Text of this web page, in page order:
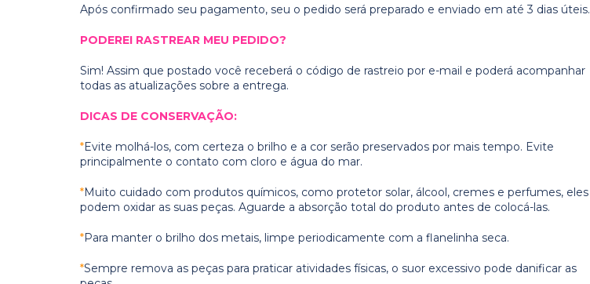
Após confirmado seu pagamento, seu o pedido será preparado e enviado em até 3 dias úteis.
PODEREI RASTREAR MEU PEDIDO?
Sim! Assim que postado você receberá o código de rastreio por e-mail e poderá acompanhar
todas as atualizações sobre a entrega.
DICAS DE CONSERVAÇÃO:
*Evite molhá-los, com certeza o brilho e a cor serão preservados por mais tempo. Evite
principalmente o contato com cloro e água do mar.
*Muito cuidad o com produtos químicos, como protetor solar, álcool, cremes e perfumes, eles
podem oxidar as suas peças. Aguarde a absorção total do produto antes de colocá-las.
*Para manter o brilho dos metais, limpe periodicamente com a flanelinha seca.
*Sempre remova as peças para praticar atividades físicas, o suor excessivo pode danificar as